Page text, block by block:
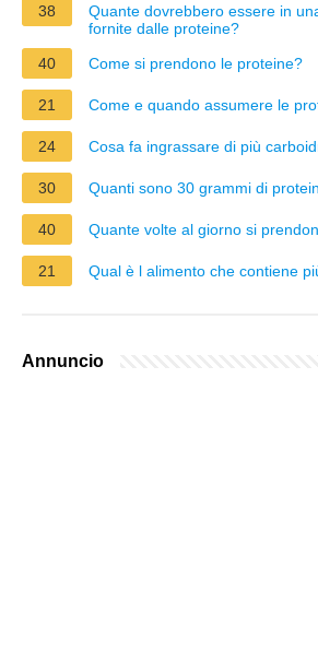
38
Quante dovrebbero essere in
fornite dalle proteine?
40
Come si prendono le proteine?
21 Come e quando assumere le
24 Cosa fa ingrassare di più
30 Quanti sono 30 grammi di
40 Quante volte al giorno si
21 Qual è l alimento che contiene
Annuncio